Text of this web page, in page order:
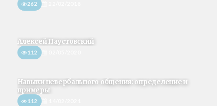
262
Алексей Паустовский
112
Навыки невербального общения: определение и
примеры
112